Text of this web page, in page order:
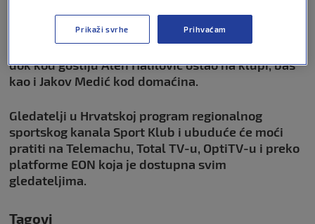
Brobbeyja došao do boda. U tom je pogotku kao
asistent sudjelovao hrvatski reprezentativac Josip
Šutalo. Borna Sosa za Ajax je igrao do 62. minute,
dok kod gostiju Alen Halilović ostao na klupi, baš
kao i Jakov Medić kod domaćina.
Gledatelji u Hrvatskoj program regionalnog
sportskog kanala Sport Klub i ubuduće će moći
pratiti na Telemachu, Total TV-u, OptiTV-u i preko
platforme EON koja je dostupna svim
gledateljima.
Tagovi
Prikaži svrhe Prihvaćam